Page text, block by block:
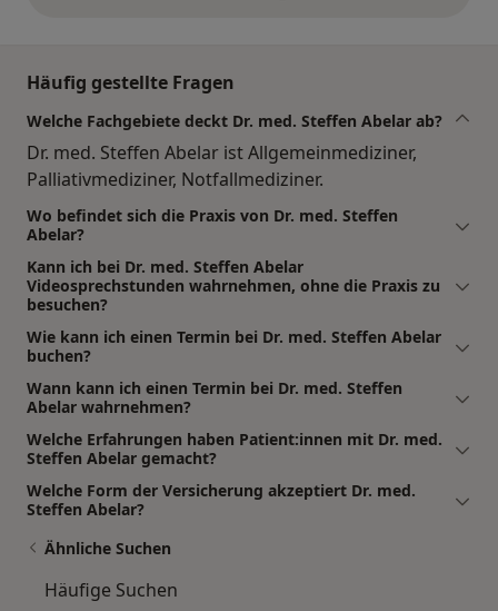
Häufig gestellte Fragen
Welche Fachgebiete deckt Dr. med. Steffen Abelar ab?
Dr. med. Steffen Abelar ist Allgemeinmediziner,
Palliativmediziner, Notfallmediziner.
Wo befindet sich die Praxis von Dr. med. Steffen
Abelar?
Kann ich bei Dr. med. Steffen Abelar
Videosprechstunden wahrnehmen, ohne die Praxis zu
besuchen?
Wie kann ich einen Termin bei Dr. med. Steffen Abelar
buchen?
Wann kann ich einen Termin bei Dr. med. Steffen
Abelar wahrnehmen?
Welche Erfahrungen haben Patient:innen mit Dr. med.
Steffen Abelar gemacht?
Welche Form der Versicherung akzeptiert Dr. med.
Steffen Abelar?
Ähnliche Suchen
Häufige Suchen